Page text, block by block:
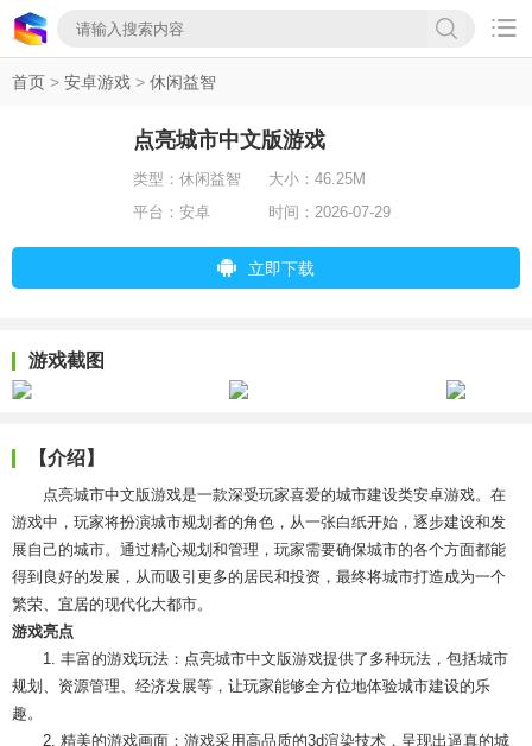

首页 > 安卓游戏 > 休闲益智
点亮城市中文版游戏
类型： 休闲益智 大小： 46.25M
平台： 安卓 时间： 2026-07-29
立即下载
游戏截图
【介绍】
点亮城市中文版游戏是一款深受玩家喜爱的城市建设类安卓游戏。在
游戏中，玩家将扮演城市规划者的角色，从一张白纸开始，逐步建设和发
展自己的城市。通过精心规划和管理，玩家需要确保城市的各个方面都能
得到良好的发展，从而吸引更多的居民和投资，最终将城市打造成为一个
繁荣、宜居的现代化大都市。
游戏亮点
1. 丰富的游戏玩法：点亮城市中文版游戏提供了多种玩法，包括城市
规划、资源管理、经济发展等，让玩家能够全方位地体验城市建设的乐
趣。
2. 精美的游戏画面：游戏采用高品质的3d渲染技术，呈现出逼真的城